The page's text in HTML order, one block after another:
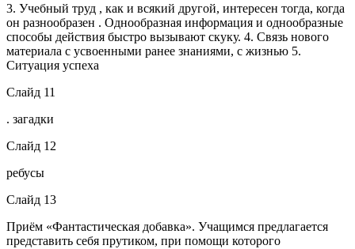
3. Учебный труд , как и всякий другой, интересен тогда, когда
он разнообразен . Однообразная информация и однообразные
способы действия быстро вызывают скуку. 4. Связь нового
материала с усвоенными ранее знаниями, с жизнью 5.
Ситуация успеха
Слайд 11
. загадки
Слайд 12
ребусы
Слайд 13
Приём «Фантастическая добавка». Учащимся предлагается
представить себя прутиком, при помощи которого